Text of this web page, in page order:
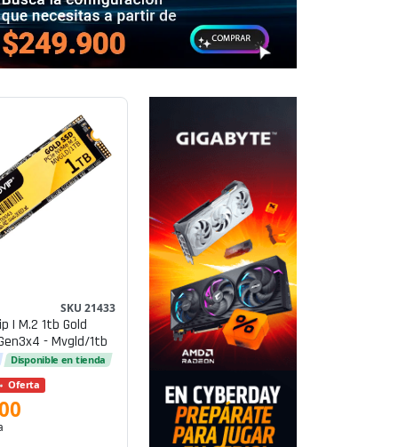
SKU 21433
| M.2 1tb Gold
- Mvgld/1tb
Disponible en tienda
Oferta